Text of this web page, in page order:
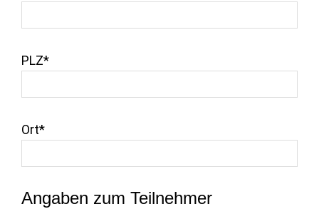
PLZ*
Ort*
Angaben zum Teilnehmer